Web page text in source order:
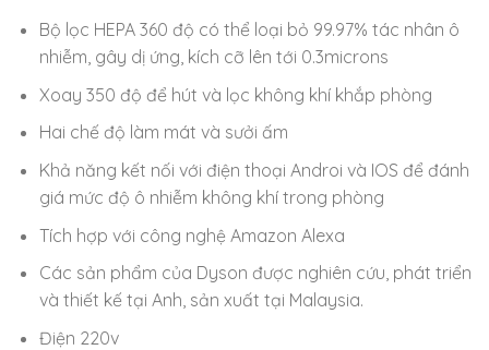
Bộ lọc HEPA 360 độ có thể loại bỏ 99.97% tác nhân ô
nhiễm, gây dị ứng, kích cỡ lên tới 0.3microns
Xoay 350 độ để hút và lọc không khí khắp phòng
Hai chế độ làm mát và sưởi ấm
Khả năng kết nối với điện thoại Androi và IOS để đánh
giá mức độ ô nhiễm không khí trong phòng
Tích hợp với công nghệ Amazon Alexa
Các sản phẩm của Dyson được nghiên cứu, phát triển
và thiết kế tại Anh, sản xuất tại Malaysia.
Điện 220v